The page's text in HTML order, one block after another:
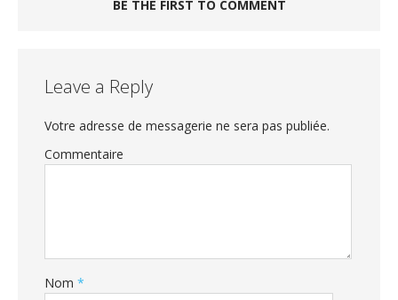
BE THE FIRST TO COMMENT
Leave a Reply
Votre adresse de messagerie ne sera pas publiée.
Commentaire
Nom *